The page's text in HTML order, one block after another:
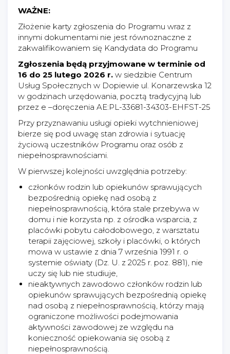
WAŻNE:
Złożenie karty zgłoszenia do Programu wraz z
innymi dokumentami nie jest równoznaczne z
zakwalifikowaniem się Kandydata do Programu
Zgłoszenia będą przyjmowane w terminie od
16 do 25 lutego 2026 r. w siedzibie Centrum
Usług Społecznych w Dopiewie ul. Konarzewska 12
w godzinach urzędowania, pocztą tradycyjną lub
przez e –doręczenia AE:PL-33681-34303-EHFST-25
Przy przyznawaniu usługi opieki wytchnieniowej
bierze się pod uwagę stan zdrowia i sytuację
życiową uczestników Programu oraz osób z
niepełnosprawnościami.
W pierwszej kolejności uwzględnia potrzeby:
członków rodzin lub opiekunów sprawujących
bezpośrednią opiekę nad osobą z
niepełnosprawnością, która stale przebywa w
domu i nie korzysta np. z ośrodka wsparcia, z
placówki pobytu całodobowego, z warsztatu
terapii zajęciowej, szkoły i placówki, o których
mowa w ustawie z dnia 7 września 1991 r. o
systemie oświaty (Dz. U. z 2025 r. poz. 881), nie
uczy się lub nie studiuje,
nieaktywnych zawodowo członków rodzin lub
opiekunów sprawujących bezpośrednią opiekę
nad osobą z niepełnosprawnością, którzy mają
ograniczone możliwości podejmowania
aktywności zawodowej ze względu na
konieczność opiekowania się osobą z
niepełnosprawnością.